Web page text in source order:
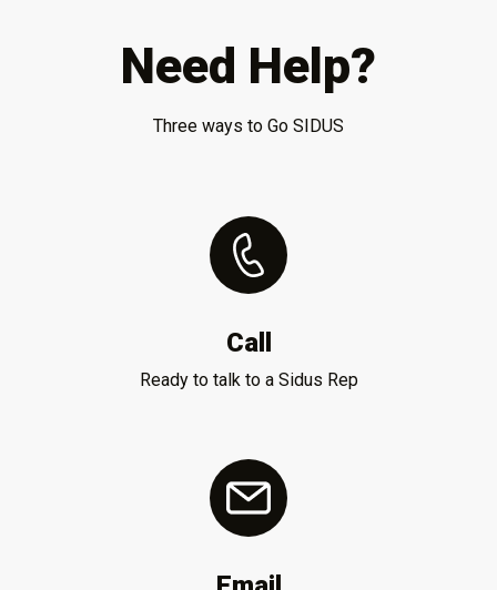
Need Help?
Three ways to Go SIDUS
Call
Ready to talk to a Sidus Rep